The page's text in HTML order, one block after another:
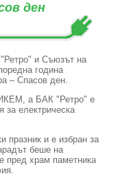
ден
и Съюзът на
година
– Спасов ден.
а БАК "Ретро" е
за електрическа
празник и е избран за
беше на
пред храм паметника